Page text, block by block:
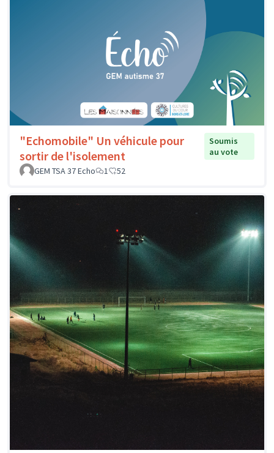
"Echomobile" Un véhicule pour
sortir de l'isolement
Soumis
au vote
GEM TSA 37 Echo
1 52